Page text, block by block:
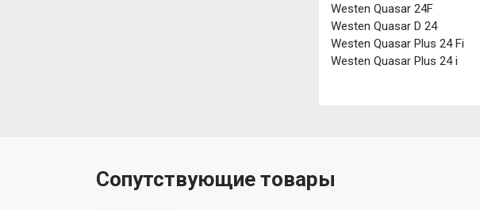
Westen Quasar 24F
Westen Quasar D 24
Westen Quasar Plus 24 Fi
Westen Quasar Plus 24 i
Сопутствующие товары